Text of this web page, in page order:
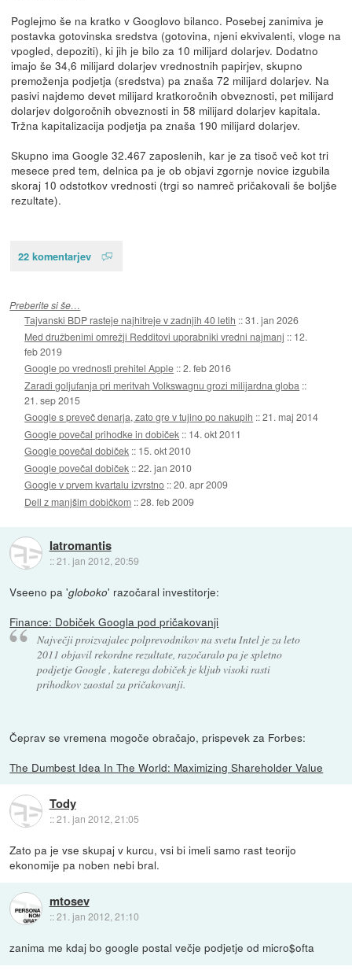
Poglejmo še na kratko v Googlovo bilanco. Posebej zanimiva je
postavka gotovinska sredstva (gotovina, njeni ekvivalenti, vloge na
vpogled, depoziti), ki jih je bilo za 10 milijard dolarjev. Dodatno
imajo še 34,6 milijard dolarjev vrednostnih papirjev, skupno
premoženja podjetja (sredstva) pa znaša 72 milijard dolarjev. Na
pasivi najdemo devet milijard kratkoročnih obveznosti, pet milijard
dolarjev dolgoročnih obveznosti in 58 milijard dolarjev kapitala.
Tržna kapitalizacija podjetja pa znaša 190 milijard dolarjev.
Skupno ima Google 32.467 zaposlenih, kar je za tisoč več kot tri
mesece pred tem, delnica pa je ob objavi zgornje novice izgubila
skoraj 10 odstotkov vrednosti (trgi so namreč pričakovali še boljše
rezultate).
22 komentarjev
Preberite si še…
Tajvanski BDP rasteje najhitreje v zadnjih 40 letih ::31. jan 2026
Med družbenimi omrežji Redditovi uporabniki vredni najmanj :: 12.
feb 2019
Google po vrednosti prehitel Apple ::2. feb 2016
Zaradi goljufanja pri meritvah Volkswagnu grozi milijardna globa ::
21. sep 2015
Google s preveč denarja, zato gre v tujino po nakupih ::21. maj 2014
Google povečal prihodke in dobiček :: 14. okt 2011
Google povečal dobiček :: 15. okt 2010
Google povečal dobiček ::22. jan 2010
Google v prvem kvartalu izvrstno ::20. apr 2009
Dell z manjšim dobičkom ::28. feb 2009
Iatromantis
::21. jan 2012, 20:59
Vseeno pa 'globoko' razočaral investitorje:
Finance: Dobiček Googla pod pričakovanji
Največji proizvajalec polprevodnikov na svetu Intel je za leto
2011 objavil rekordne rezultate, razočaralo pa je spletno
podjetje Google , katerega dobiček je kljub visoki rasti
prihodkov zaostal za pričakovanji.
Čeprav se vremena mogoče obračajo, prispevek za Forbes:
The Dumbest Idea In The World: Maximizing Shareholder Value
Tody
::21. jan 2012, 21:05
Zato pa je vse skupaj v kurcu, vsi bi imeli samo rast teorijo
ekonomije pa noben nebi bral.
mtosev
::21. jan 2012, 21:10
zanima me kdaj bo google postal večje podjetje od micro$ofta